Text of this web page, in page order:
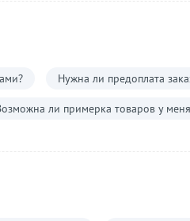
Нужна ли предоплата
ли примерка товаров у